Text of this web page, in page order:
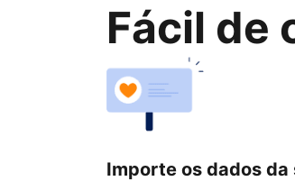
Fácil de
Importe os dados da